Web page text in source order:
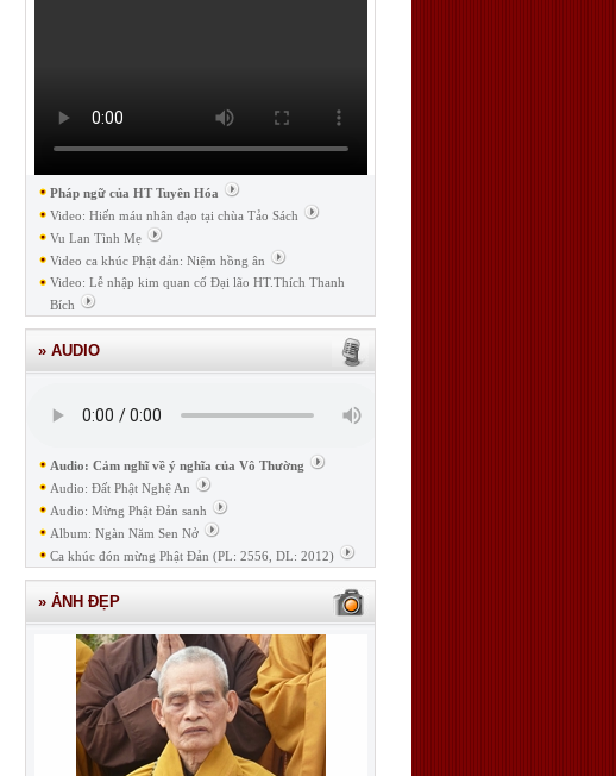
Pháp ngữ của HT Tuyên Hóa
Video: Hiến máu nhân đạo tại chùa Tảo Sách
Vu Lan Tình Mẹ
Video ca khúc Phật đản: Niệm hồng ân
Video: Lễ nhập kim quan cố Đại lão HT.Thích Thanh
Bích
» AUDIO
Audio: Cảm nghĩ về ý nghĩa của Vô Thường
Audio: Đất Phật Nghệ An
Audio: Mừng Phật Đản sanh
Album: Ngàn Năm Sen Nở
Ca khúc đón mừng Phật Đản (PL: 2556, DL: 2012)
» ẢNH ĐẸP